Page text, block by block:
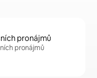
pronájmů
pronájmů